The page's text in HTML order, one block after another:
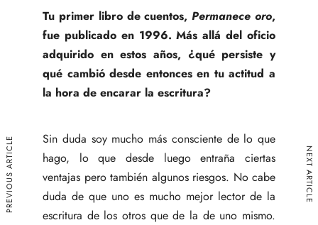
Tu primer libro de cuentos,Permanece oro,
fue publicado en 1996. Más allá del oficio
adquirido en estos años, ¿qué persiste y
qué cambió desde entonces en tu actitud a
la hora de encarar la escritura?
Sin duda soy mucho más consciente de lo que
hago, lo que desde luego entraña ciertas
ventajas pero también algunos riesgos. No cabe
duda de que uno es mucho mejor lector de la
escritura de los otros que de la de uno mismo.
PREVIOUS ARTICLE NEXT ARTICLE